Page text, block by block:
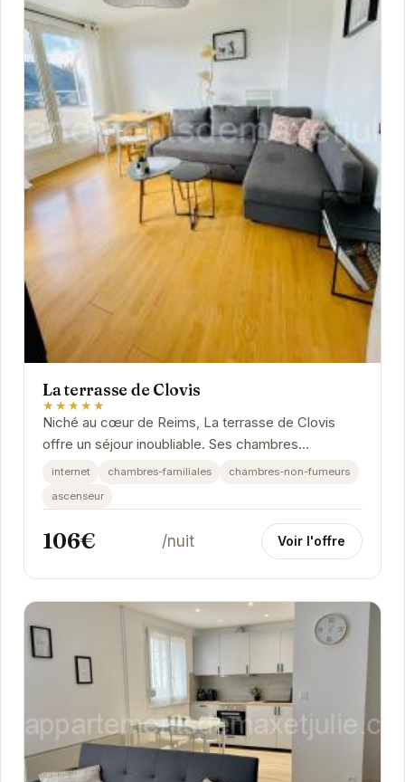
La terrasse de Clovis
★★★★★
Niché au cœur de Reims, La terrasse de Clovis
offre un séjour inoubliable. Ses chambres
élégantes et son atmosphère chaleureuse vous
internet chambres-familiales
chambres-non-fumeurs
ascenseur
106€ /nuit Voir l'offre